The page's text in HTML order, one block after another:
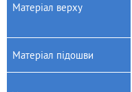
Артикул: 1530NF
Дитячі зимові дутики Demar
Furry 2 NF
Матеріал верху
Матеріал підошви